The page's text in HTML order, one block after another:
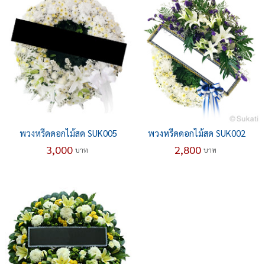
พวงหรีดดอกไม้สด SUK005
3,000 บาท
พวงหรีดดอกไม้สด SUK002
2,800 บาท